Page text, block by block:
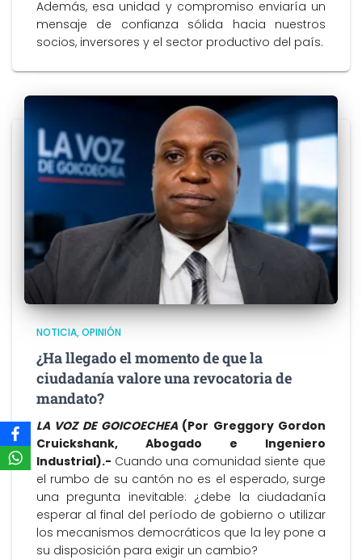
Además, esa unidad y compromiso enviaría un
mensaje de confianza sólida hacia nuestros
socios, inversores y el sector productivo del país.
NOTICIA OPINIÓN
¿Ha llegado el momento de que la
ciudadanía valore una revocatoria de
mandato?
LA VOZ DE GOICOECHEA (Por Greggory Gordon
Cruickshank, Abogado e Ingeniero
Industrial).- Cuando una comunidad siente que
el rumbo de su cantón no es el esperado, surge
una pregunta inevitable: ¿debe la ciudadanía
esperar al final del período de gobierno o utilizar
los mecanismos democráticos que la ley pone a
su disposición para exigir un cambio?